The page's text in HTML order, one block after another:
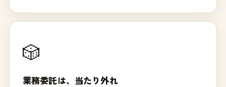
🎲
業務委託は、当たり外れ